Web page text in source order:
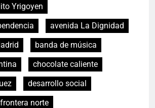
Yrigoyen
avenida La Dignidad
banda de música
chocolate caliente
desarrollo social
frontera norte